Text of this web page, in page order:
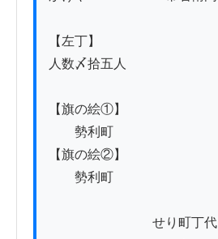
【左丁】
人数〆拾五人
【旗の絵①】
勢利町
【旗の絵②】
勢利町
せり町丁代